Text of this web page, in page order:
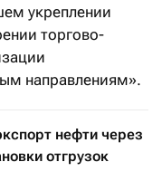
укреплении
торгово-
направлениям».
нефти через
отгрузок